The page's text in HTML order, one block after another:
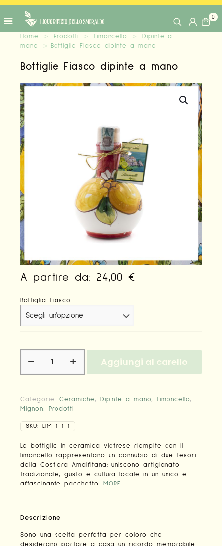
0
Home > Prodotti > Limoncello >
Dipinte a
mano
> Bottiglie Fiasco dipinte a mano
Bottiglie Fiasco dipinte a mano
A partire da: 24,00 €
Bottiglia Fiasco
Fiasco
quantità
Aggiungi al carello
Categorie: Ceramiche , Dipinte a mano, Limoncello,
Mignon, Prodotti
SKU: LIM-1-1-1
Le bottiglie in ceramica vietrese riempite con il
limoncello rappresentano un connubio di due tesori
della Costiera Amalfitana: uniscono artigianato
tradizionale, gusto e cultura locale in un unico e
affascinante pacchetto.
MORE
Descrizione
Sono una scelta perfetta per coloro che
desiderano portare a casa un ricordo memorabile